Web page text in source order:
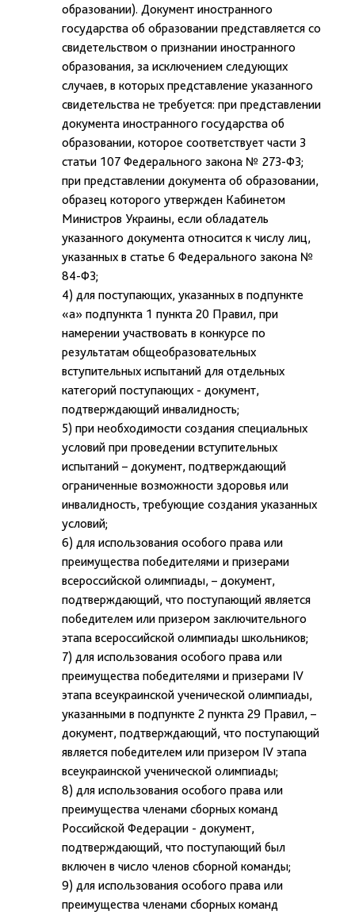
образовании). Документ иностранного
государства об образовании представляется со
свидетельством о признании иностранного
образования, за исключением следующих
случаев, в которых представление указанного
свидетельства не требуется: при представлении
документа иностранного государства об
образовании, которое соответствует части 3
статьи 107 Федерального закона № 273-ФЗ;
при представлении документа об образовании,
образец которого утвержден Кабинетом
Министров Украины, если обладатель
указанного документа относится к числу лиц,
указанных в статье 6 Федерального закона №
84-ФЗ;
4) для поступающих, указанных в подпункте
«а» подпункта 1 пункта 20 Правил, при
намерении участвовать в конкурсе по
результатам общеобразовательных
вступительных испытаний для отдельных
категорий поступающих - документ,
подтверждающий инвалидность;
5) при необходимости создания специальных
условий при проведении вступительных
испытаний – документ, подтверждающий
ограниченные возможности здоровья или
инвалидность, требующие создания указанных
условий;
6) для использования особого права или
преимущества победителями и призерами
всероссийской олимпиады, – документ,
подтверждающий, что поступающий является
победителем или призером заключительного
этапа всероссийской олимпиады школьников;
7) для использования особого права или
преимущества победителями и призерами IV
этапа всеукраинской ученической олимпиады,
указанными в подпункте 2 пункта 29 Правил, –
документ, подтверждающий, что поступающий
является победителем или призером IV этапа
всеукраинской ученической олимпиады;
8) для использования особого права или
преимущества членами сборных команд
Российской Федерации - документ,
подтверждающий, что поступающий был
включен в число членов сборной команды;
9) для использования особого права или
преимущества членами сборных команд